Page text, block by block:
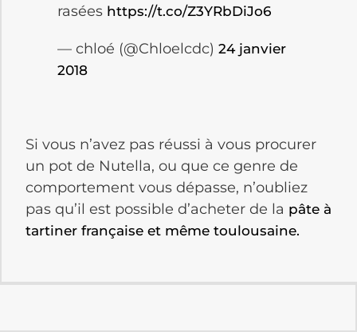
rasées https://t.co/Z3YRbDiJo6
— chloé (@Chloelcdc) 24 janvier
2018
Si vous n’avez pas réussi à vous procurer
un pot de Nutella, ou que ce genre de
comportement vous dépasse, n’oubliez
pas qu’il est possible d’acheter de la pâte à
tartiner française et même toulousaine.